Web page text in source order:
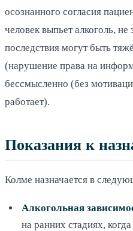
осознанного согласия
человек выпьет алкоголь, не
последствия могут быть
(нарушение права на
бессмысленно (без
работает).
Показания к
Колме назначается в
Алкогольная
на ранних стадиях,